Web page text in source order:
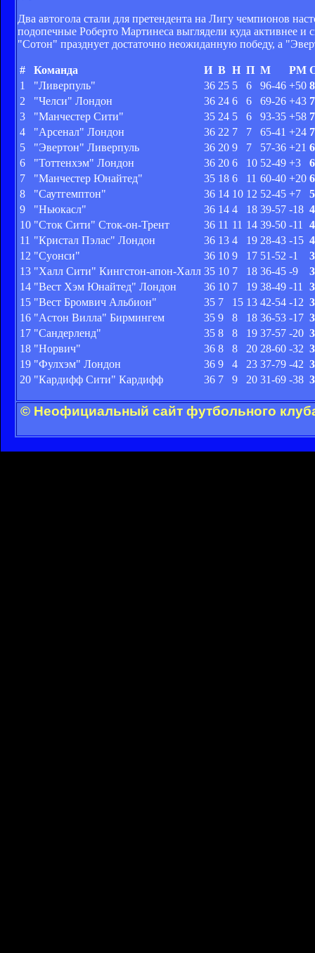
Два автогола стали для претендента на Лигу чемпионов
подопечные Роберто Мартинеса выглядели куда активнее и
"Сотон" празднует достаточно неожиданную победу, а
# Команда И В Н П М РМ
1
"Ливерпуль" 36 25 5 6 96-46 +50
2
"Челси" Лондон 36 24 6 6 69-26 +43
3
"Манчестер Сити" 35 24 5 6 93-35 +58
4
"Арсенал" Лондон 36 22 7 7 65-41 +24
5
"Эвертон" Ливерпуль 36 20 9 7 57-36 +21
6
"Тоттенхэм" Лондон 36 20 6 10 52-49 +3
7
"Манчестер Юнайтед" 35 18 6 11 60-40 +20
8
"Саутгемптон" 36 14 10 12 52-45 +7
9
"Ньюкасл" 36 14 4 18 39-57 -18
10 "Сток Сити" Сток-он-Трент 36 11 11 14 39-50 -11
11 "Кристал Пэлас" Лондон 36 13 4 19 28-43 -15
12 "Суонси" 36 10 9 17 51-52 -1
13 "Халл Сити" Кингстон-апон-Халл 35 10 7 18 36-45 -9
14 "Вест Хэм Юнайтед" Лондон 36 10 7 19 38-49 -11
15 "Вест Бромвич Альбион" 35 7 15 13 42-54 -12
16 "Астон Вилла" Бирмингем 35 9 8 18 36-53 -17
17 "Сандерленд" 35 8 8 19 37-57 -20
18 "Норвич" 36 8 8 20 28-60 -32
19 "Фулхэм" Лондон 36 9 4 23 37-79 -42
20 "Кардифф Сити" Кардифф 36 7 9 20 31-69 -38
© Неофициальный сайт футбольного